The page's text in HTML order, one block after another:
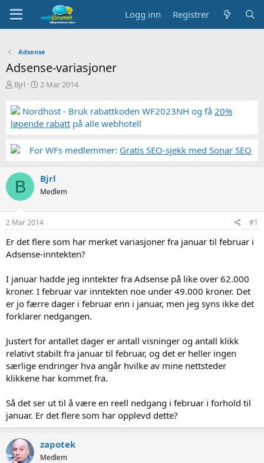
Logg inn Registrer
Adsense
Adsense-variasjoner
T
å
d
s
a
e
r
Bjrl
S
r
t
a
2 Mar 2014
Nordhost - Bruk rabattkoden WF2023NH og få 20%
løpende rabatt på alle webhotell
For WFs medlemmer: Gratis SEO-sjekk med Sonar SEO
B Bjrl
Medlem
2 Mar 2014 #1
Er det flere som har merket variasjoner fra januar til februar i
Adsense-inntekten?
I januar hadde jeg inntekter fra Adsense på like over 62.000
kroner. I februar var inntekten noe under 49.000 kroner. Det
er jo færre dager i februar enn i januar, men jeg syns ikke det
forklarer nedgangen.
Justert for antallet dager er antall visninger og antall klikk
relativt stabilt fra januar til februar, og det er heller ingen
særlige endringer hva angår hvilke av mine nettsteder
klikkene har kommet fra.
Så det ser ut til å være en reell nedgang i februar i forhold til
januar. Er det flere som har opplevd dette?
zapotek
Medlem